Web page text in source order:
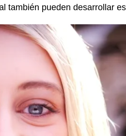
también pueden desarrollar